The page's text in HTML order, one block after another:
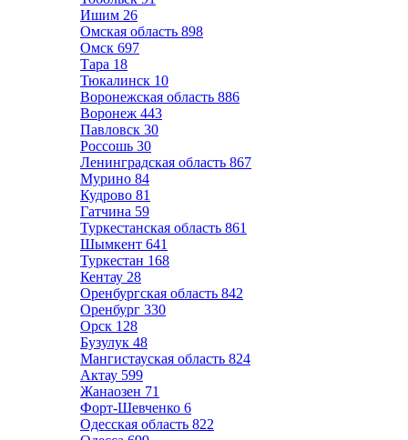
Ишим 26
Омская область 898
Омск 697
Тара 18
Тюкалинск 10
Воронежская область 886
Воронеж 443
Павловск 30
Россошь 30
Ленинградская область 867
Мурино 84
Кудрово 81
Гатчина 59
Туркестанская область 861
Шымкент 641
Туркестан 168
Кентау 28
Оренбургская область 842
Оренбург 330
Орск 128
Бузулук 48
Мангистауская область 824
Актау 599
Жанаозен 71
Форт-Шевченко 6
Одесская область 822